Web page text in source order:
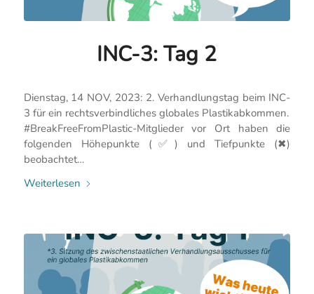
INC-3: Tag 2
Dienstag, 14 NOV, 2023: 2. Verhandlungstag beim INC-
3 für ein rechtsverbindliches globales Plastikabkommen.
#BreakFreeFromPlastic-Mitglieder vor Ort haben die
folgenden Höhepunkte (✅) und Tiefpunkte (✖)
beobachtet…
Weiterlesen